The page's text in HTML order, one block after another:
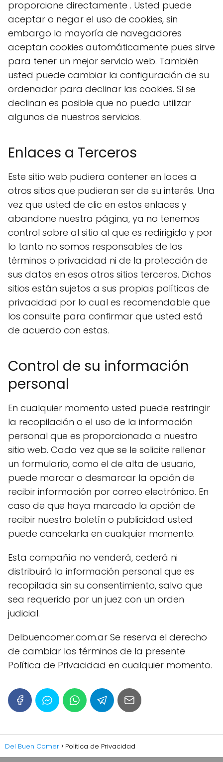
proporcione directamente . Usted puede
aceptar o negar el uso de cookies, sin
embargo la mayoría de navegadores
aceptan cookies automáticamente pues sirve
para tener un mejor servicio web. También
usted puede cambiar la configuración de su
ordenador para declinar las cookies. Si se
declinan es posible que no pueda utilizar
algunos de nuestros servicios.
Enlaces a Terceros
Este sitio web pudiera contener en laces a
otros sitios que pudieran ser de su interés. Una
vez que usted de clic en estos enlaces y
abandone nuestra página, ya no tenemos
control sobre al sitio al que es redirigido y por
lo tanto no somos responsables de los
términos o privacidad ni de la protección de
sus datos en esos otros sitios terceros. Dichos
sitios están sujetos a sus propias políticas de
privacidad por lo cual es recomendable que
los consulte para confirmar que usted está
de acuerdo con estas.
Control de su información
personal
En cualquier momento usted puede restringir
la recopilación o el uso de la información
personal que es proporcionada a nuestro
sitio web. Cada vez que se le solicite rellenar
un formulario, como el de alta de usuario,
puede marcar o desmarcar la opción de
recibir información por correo electrónico. En
caso de que haya marcado la opción de
recibir nuestro boletín o publicidad usted
puede cancelarla en cualquier momento.
Esta compañía no venderá, cederá ni
distribuirá la información personal que es
recopilada sin su consentimiento, salvo que
sea requerido por un juez con un orden
judicial.
Delbuencomer.com.ar Se reserva el derecho
de cambiar los términos de la presente
Política de Privacidad en cualquier momento.
Del Buen Comer Política de Privacidad